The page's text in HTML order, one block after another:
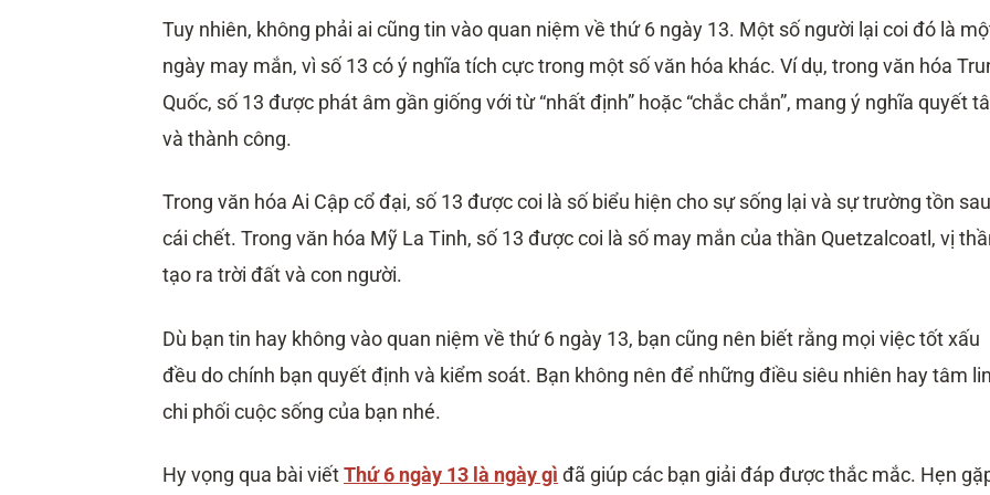
Tuy nhiên, không phải ai cũng tin vào quan niệm về thứ 6 ngày 13. Một số người lại coi đó là
ngày may mắn, vì số 13 có ý nghĩa tích cực trong một số văn hóa khác. Ví dụ, trong văn hóa
Quốc, số 13 được phát âm gần giống với từ “nhất định” hoặc “chắc chắn”, mang ý nghĩa quyết
và thành công.
Trong văn hóa Ai Cập cổ đại, số 13 được coi là số biểu hiện cho sự sống lại và sự trường tồn sau
cái chết. Trong văn hóa Mỹ La Tinh, số 13 được coi là số may mắn của thần Quetzalcoatl, vị
tạo ra trời đất và con người.
Dù bạn tin hay không vào quan niệm về thứ 6 ngày 13, bạn cũng nên biết rằng mọi việc tốt xấu
đều do chính bạn quyết định và kiểm soát. Bạn không nên để những điều siêu nhiên hay tâm
chi phối cuộc sống của bạn nhé.
Hy vọng qua bài viếtThứ 6 ngày 13 là ngày gì đã giúp các bạn giải đáp được thắc mắc. Hẹn